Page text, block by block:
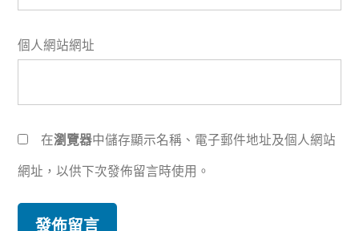
個人網站網址
在瀏覽器中儲存顯示名稱、電子郵件地址及個人網站
網址，以供下次發佈留言時使用。